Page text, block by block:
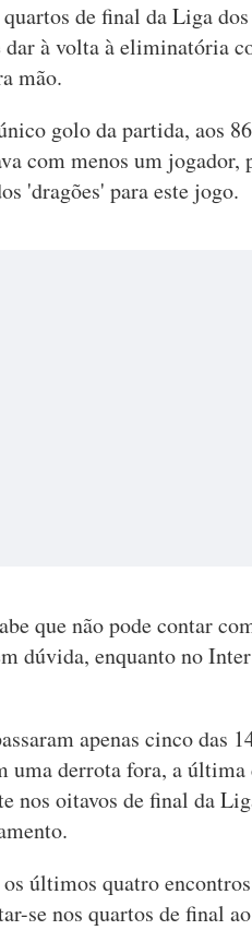
de final da Liga dos
dar à volta à eliminatória
mão.
golo da partida, aos 86
com menos um jogador,
'dragões' para este jogo.
que não pode contar
dúvida, enquanto no Inter
apenas cinco das
derrota fora, a última
nos oitavos de final da
últimos quatro
se nos quartos de final ao